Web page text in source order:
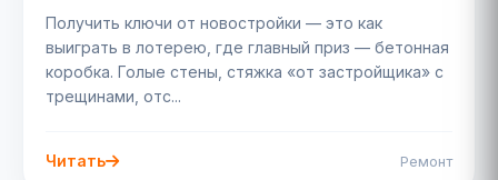
Получить ключи от новостройки — это как
выиграть в лотерею, где главный приз — бетонная
коробка. Голые стены, стяжка «от застройщика» с
трещинами, отс...
Читать Ремонт